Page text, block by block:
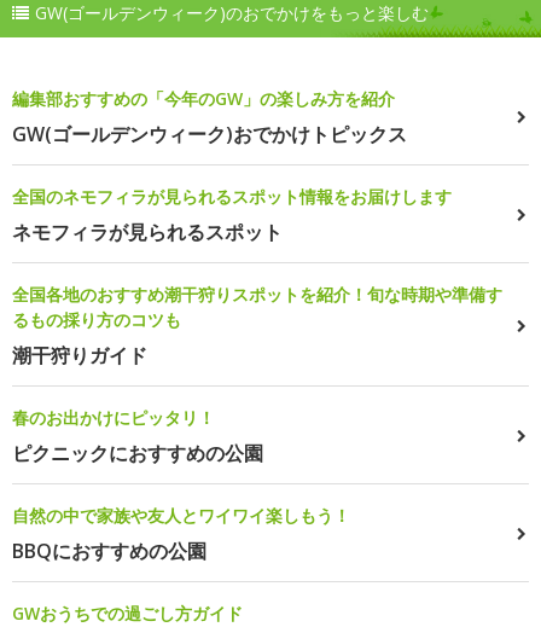
GW(ゴールデンウィーク)のおでかけをもっと楽しむ
編集部おすすめの「今年のGW」の楽しみ方を紹介
GW(ゴールデンウィーク)おでかけトピックス
全国のネモフィラが見られるスポット情報をお届けします
ネモフィラが見られるスポット
全国各地のおすすめ潮干狩りスポットを紹介！旬な時期や準備す
るもの採り方のコツも
潮干狩りガイド
春のお出かけにピッタリ！
ピクニックにおすすめの公園
自然の中で家族や友人とワイワイ楽しもう！
BBQにおすすめの公園
GWおうちでの過ごし方ガイド